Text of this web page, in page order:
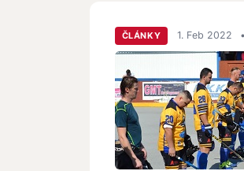
ČLÁNKY 1. Feb 2022 •